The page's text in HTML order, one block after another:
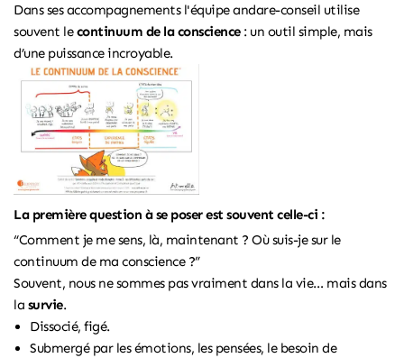
Dans ses accompagnements l'équipe andare-conseil utilise
souvent lecontinuum de la conscience: un outil simple, mais
d’une puissance incroyable.
La première question à se poser est souvent celle-ci :
“Comment je me sens, là, maintenant ? Où suis-je sur le
continuum de ma conscience ?”
Souvent, nous ne sommes pas vraiment dans la vie… mais dans
la survie.
Dissocié, figé.
Submergé par les émotions, les pensées, le besoin de